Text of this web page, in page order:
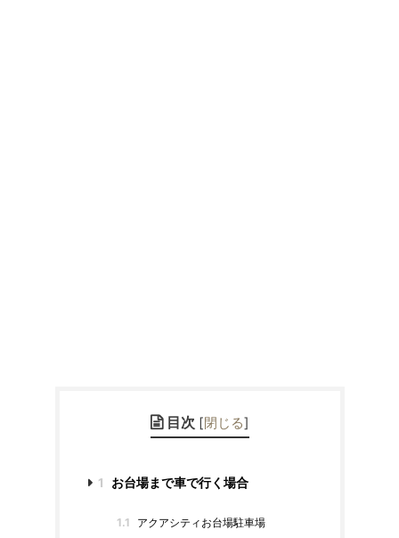
目次 [閉じる]
1 お台場まで車で行く場合
1.1 アクアシティお台場駐車場